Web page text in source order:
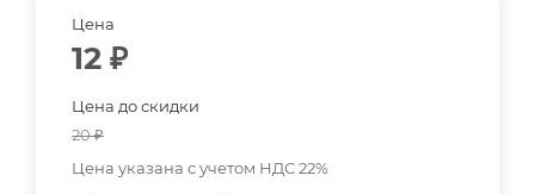
Цена
12 ₽
Цена до скидки
20₽
Цена указана с учетом НДС 22%